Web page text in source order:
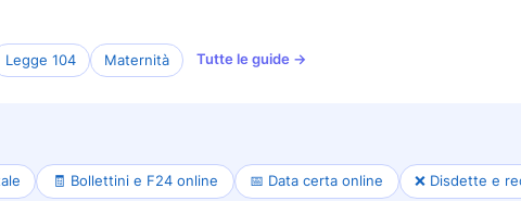
Legge 104 Maternità Tutte le guide →
🧾 Bollettini e F24 online 📅 Data certa online ❌ Disdette e